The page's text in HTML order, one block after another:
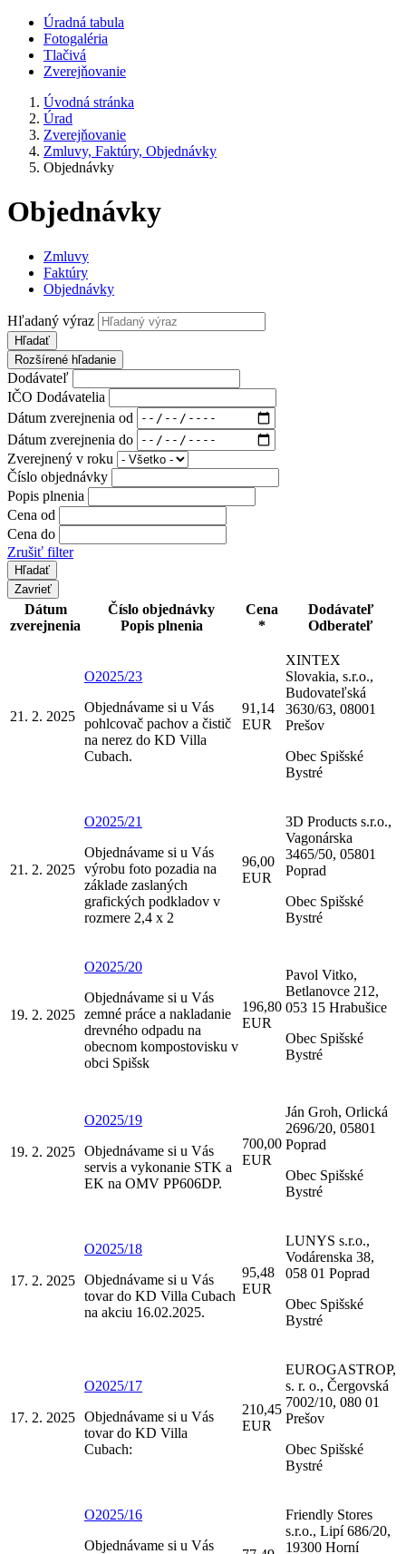
Úradná tabula
Fotogaléria
Tlačivá
Zverejňovanie
Úvodná stránka
Úrad
Zverejňovanie
Zmluvy, Faktúry, Objednávky
Objednávky
Objednávky
Zmluvy
Faktúry
Objednávky
Hľadaný výraz
Hľadať
Rozšírené hľadanie
Dodávateľ
IČO Dodávatelia
Dátum zverejnenia od
Dátum zverejnenia do
Zverejnený v roku
Číslo objednávky
Popis plnenia
Cena od
Cena do
Zrušiť filter
Zavrieť
Dátum
zverejnenia
Číslo objednávky
Popis plnenia
Cena
*
Dodávateľ
Odberateľ
21. 2. 2025
O2025/23
Objednávame si u Vás
pohlcovač pachov a čistič
na nerez do KD Villa
Cubach.
91,14
EUR
XINTEX
Slovakia, s.r.o.,
Budovateľská
3630/63, 08001
Prešov
Obec Spišské
Bystré
21. 2. 2025
O2025/21
Objednávame si u Vás
výrobu foto pozadia na
základe zaslaných
grafických podkladov v
rozmere 2,4 x 2
96,00
EUR
3D Products s.r.o.,
Vagonárska
3465/50, 05801
Poprad
Obec Spišské
Bystré
19. 2. 2025
O2025/20
Objednávame si u Vás
zemné práce a nakladanie
drevného odpadu na
obecnom kompostovisku v
obci Spišsk
196,80
EUR
Pavol Vitko,
Betlanovce 212,
053 15 Hrabušice
Obec Spišské
Bystré
19. 2. 2025
O2025/19
Objednávame si u Vás
servis a vykonanie STK a
EK na OMV PP606DP.
700,00
EUR
Ján Groh, Orlická
2696/20, 05801
Poprad
Obec Spišské
Bystré
17. 2. 2025
O2025/18
Objednávame si u Vás
tovar do KD Villa Cubach
na akciu 16.02.2025.
95,48
EUR
LUNYS s.r.o.,
Vodárenska 38,
058 01 Poprad
Obec Spišské
Bystré
17. 2. 2025
O2025/17
Objednávame si u Vás
tovar do KD Villa
Cubach:
210,45
EUR
EUROGASTROP,
s. r. o., Čergovská
7002/10, 080 01
Prešov
Obec Spišské
Bystré
O2025/16
Objednávame si u Vás
Friendly Stores
s.r.o., Lipí 686/20,
19300 Horní